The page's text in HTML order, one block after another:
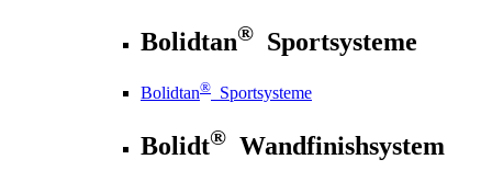
Bolidtan® Sportsysteme
Bolidtan® Sportsysteme
Bolidt® Wandfinishsystem